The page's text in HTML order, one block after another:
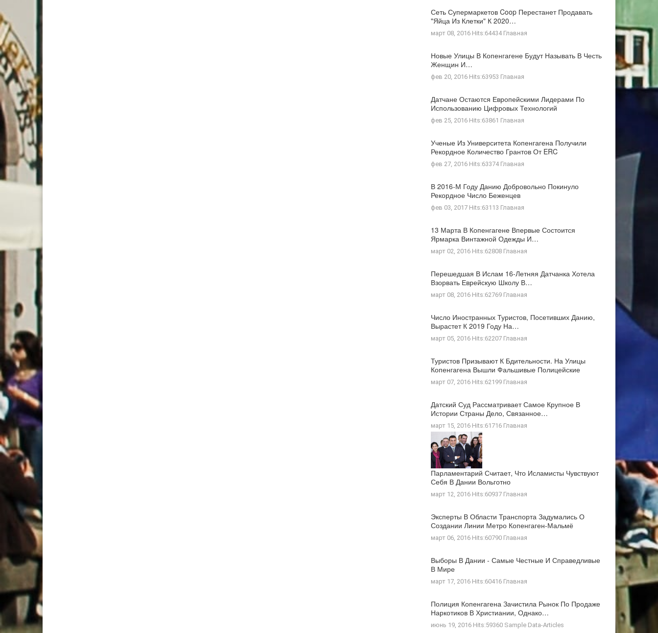
Сеть Супермаркетов Coop Перестанет Продавать
"яйца Из Клетки" К 2020…
март 08, 2016 Hits:64434 Главная
Новые Улицы В Копенгагене Будут Называть В Честь
Женщин И…
фев 20, 2016 Hits:63953 Главная
Датчане Остаются Европейскими Лидерами По
Использованию Цифровых Технологий
фев 25, 2016 Hits:63861 Главная
Ученые Из Университета Копенгагена Получили
Рекордное Количество Грантов От ERC
фев 27, 2016 Hits:63374 Главная
В 2016-М Году Данию Добровольно Покинуло
Рекордное Число Беженцев
фев 03, 2017 Hits:63113 Главная
13 Марта В Копенгагене Впервые Состоится
Ярмарка Винтажной Одежды И…
март 02, 2016 Hits:62808 Главная
Перешедшая В Ислам 16-Летняя Датчанка Хотела
Взорвать Еврейскую Школу В…
март 08, 2016 Hits:62769 Главная
Число Иностранных Туристов, Посетивших Данию,
Вырастет К 2019 Году На…
март 05, 2016 Hits:62207 Главная
Туристов Призывают К Бдительности. На Улицы
Копенгагена Вышли Фальшивые Полицейские
март 07, 2016 Hits:62199 Главная
Датский Суд Рассматривает Самое Крупное В
Истории Страны Дело, Связанное…
март 15, 2016 Hits:61716 Главная
Парламентарий Считает, Что Исламисты Чувствуют
Себя В Дании Вольготно
март 12, 2016 Hits:60937 Главная
Эксперты В Области Транспорта Задумались О
Создании Линии Метро Копенгаген-Мальмё
март 06, 2016 Hits:60790 Главная
Выборы В Дании - Самые Честные И Справедливые
В Мире
март 17, 2016 Hits:60416 Главная
Полиция Копенгагена Зачистила Рынок По Продаже
Наркотиков В Христиании, Однако…
июнь 19, 2016 Hits:59360 Sample Data-Articles